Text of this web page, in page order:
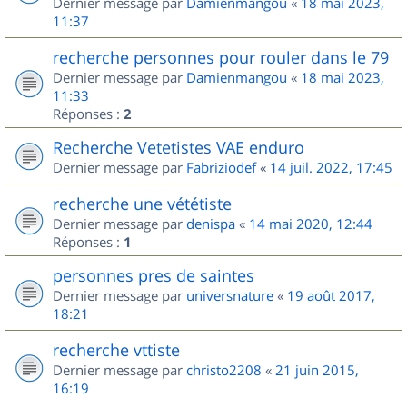
11:37
recherche personnes pour rouler dans le 79
Dernier message par Damienmangou « 18 mai 2023,
11:33
Réponses : 2
Recherche Vetetistes VAE enduro
Dernier message par Fabriziodef« 14 juil. 2022, 17:45
recherche une vététiste
Dernier message par denispa « 14 mai 2020, 12:44
Réponses : 1
personnes pres de saintes
Dernier message par universnature « 19 août 2017,
18:21
recherche vttiste
Dernier message par christo2208 « 21 juin 2015,
16:19